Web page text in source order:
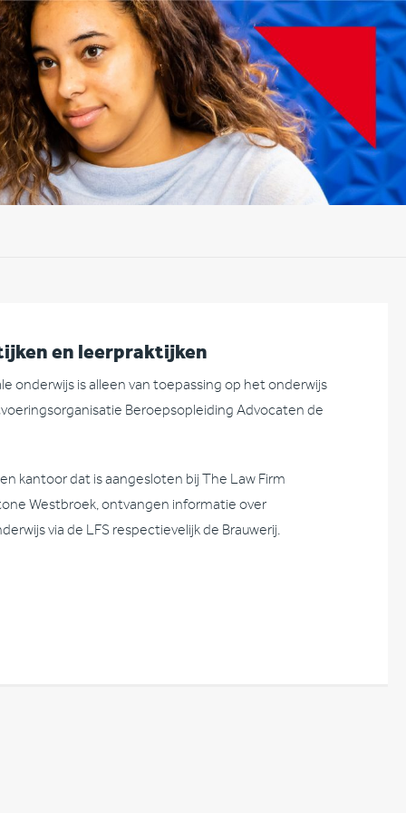
en leerpraktijken
onderwijs is alleen van toepassing op het onderwijs
Beroepsopleiding Advocaten de
kantoor dat is aangesloten bij The Law Firm
Westbroek, ontvangen informatie over
via de LFS respectievelijk de Brauwerij.